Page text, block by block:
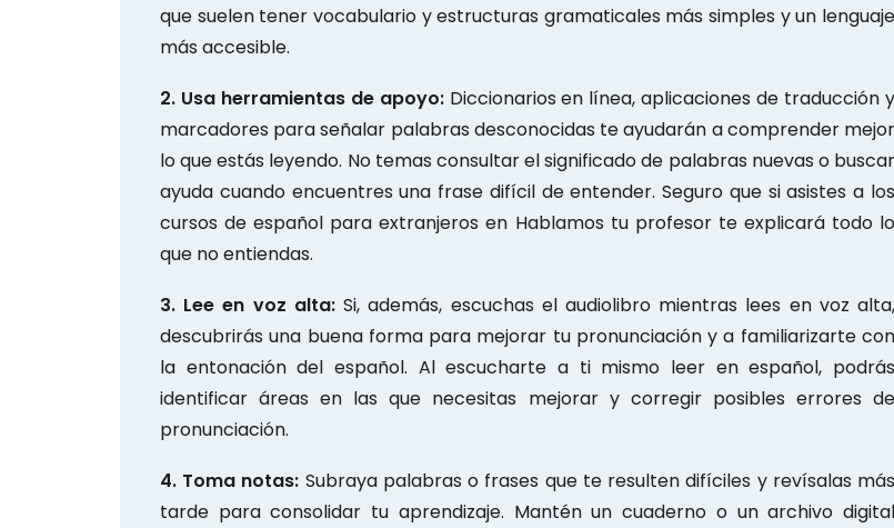
que suelen tener vocabulario y estructuras gramaticales más simples y un lenguaje
más accesible.
2. Usa herramientas de apoyo:Diccionarios en línea, aplicaciones de traducción y
marcadores para señalar palabras desconocidas te ayudarán a comprender mejor
lo que estás leyendo. No temas consultar el significado de palabras nuevas o buscar
ayuda cuando encuentres una frase difícil de entender. Seguro que si asistes a los
cursos de español para extranjeros en Hablamos tu profesor te explicará todo lo
que no entiendas.
3. Lee en voz alta:Si, además, escuchas el audiolibro mientras lees en voz alta,
descubrirás una buena forma para mejorar tu pronunciación y a familiarizarte con
la entonación del español. Al escucharte a ti mismo leer en español, podrás
identificar áreas en las que necesitas mejorar y corregir posibles errores de
pronunciación.
4. Toma notas: Subraya palabras o frases que te resulten difíciles y revísalas más
tarde para consolidar tu aprendizaje. Mantén un cuaderno o un archivo digital